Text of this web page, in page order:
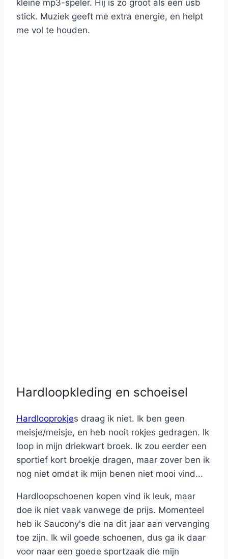
kleine mp3-speler. Hij is zo groot als een usb
stick. Muziek geeft me extra energie, en helpt
me vol te houden.
Hardloopkleding en schoeisel
Hardlooprokjes draag ik niet. Ik ben geen
meisje/meisje, en heb nooit rokjes gedragen. Ik
loop in mijn driekwart broek. Ik zou eerder een
sportief kort broekje dragen, maar zover ben ik
nog niet omdat ik mijn benen niet mooi vind...
Hardloopschoenen kopen vind ik leuk, maar
doe ik niet vaak vanwege de prijs. Momenteel
heb ik Saucony's die na dit jaar aan vervanging
toe zijn. Ik wil goede schoenen, dus ga ik daar
voor naar een goede sportzaak die mijn